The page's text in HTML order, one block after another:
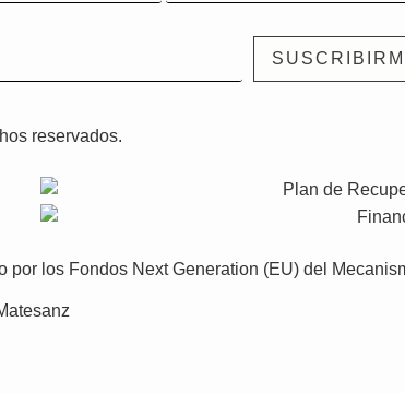
reservados.
por los Fondos Next Generation (EU) del